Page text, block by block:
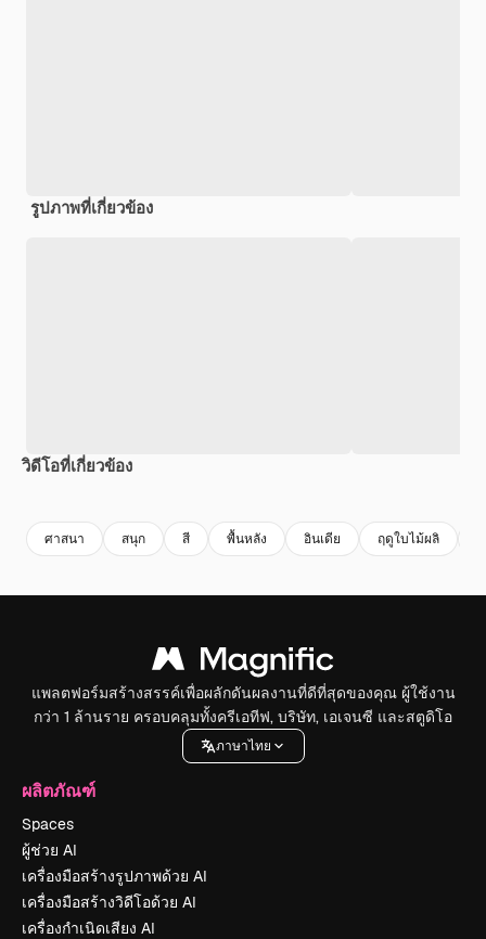
รูปภาพที่เกี่ยวข้อง
วิดีโอที่เกี่ยวข้อง
ศาสนา สนุก สี พื้นหลัง อินเดีย ฤดูใบไม้ผลิ
แพลตฟอร์มสร้างสรรค์เพื่อผลักดันผลงานที่ดีที่สุดของคุณ ผู้ใช้งาน
กว่า 1 ล้านราย ครอบคลุมทั้งครีเอทีฟ, บริษัท, เอเจนซี และสตูดิโอ
ภาษาไทย
ผลิตภัณฑ์
Spaces
ผู้ช่วย AI
เครื่องมือสร้างรูปภาพด้วย AI
เครื่องมือสร้างวิดีโอด้วย AI
เครื่องกำเนิดเสียง AI